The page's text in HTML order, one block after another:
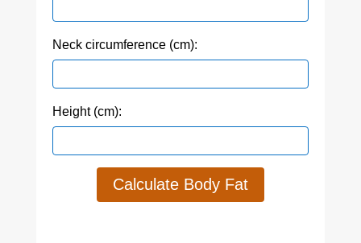
Neck circumference (cm):
Height (cm):
Calculate Body Fat